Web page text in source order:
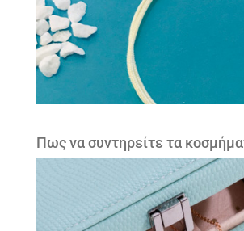
Πως να συντηρείτε τα